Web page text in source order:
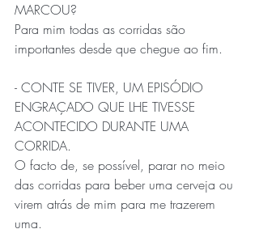
MARCOU?
Para mim todas as corridas são
importantes desde que chegue ao fim.
- CONTE SE TIVER, UM EPISÓDIO
ENGRAÇADO QUE LHE TIVESSE
ACONTECIDO DURANTE UMA
CORRIDA.
O facto de, se possível, parar no meio
das corridas para beber uma cerveja ou
virem atrás de mim para me trazerem
uma.